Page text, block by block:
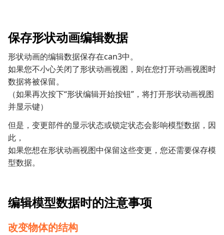
保存形状动画编辑数据
形状动画的编辑数据保存在can3中。
如果您不小心关闭了形状动画视图，则在您打开动画视图时
数据将被保留。
（如果再次按下“形状编辑开始按钮”，将打开形状动画视图
并显示键）
但是，变更部件的显示状态或锁定状态会影响模型数据，因
此，
如果您想在形状动画视图中保留这些变更，您还需要保存模
型数据。
编辑模型数据时的注意事项
改变物体的结构